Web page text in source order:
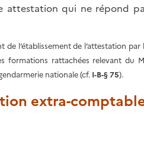
attestation qui ne répond
de l’établissement de l’attestation
formations rattachées relevant du
nationale (cf. I-B-§ 75).
extra-